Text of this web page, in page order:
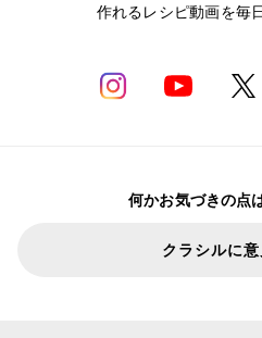
作れるレシピ動画を毎
何かお気づきの点
クラシルに